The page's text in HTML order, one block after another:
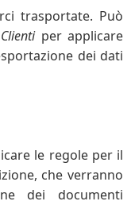
trasportate. Può
per applicare
dei dati
le regole per il
che verranno
dei documenti